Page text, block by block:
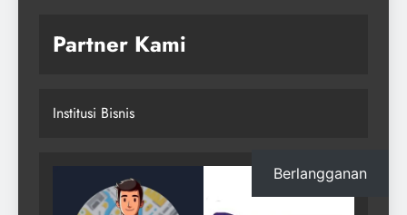
Partner Kami
Institusi Bisnis
Berlangganan